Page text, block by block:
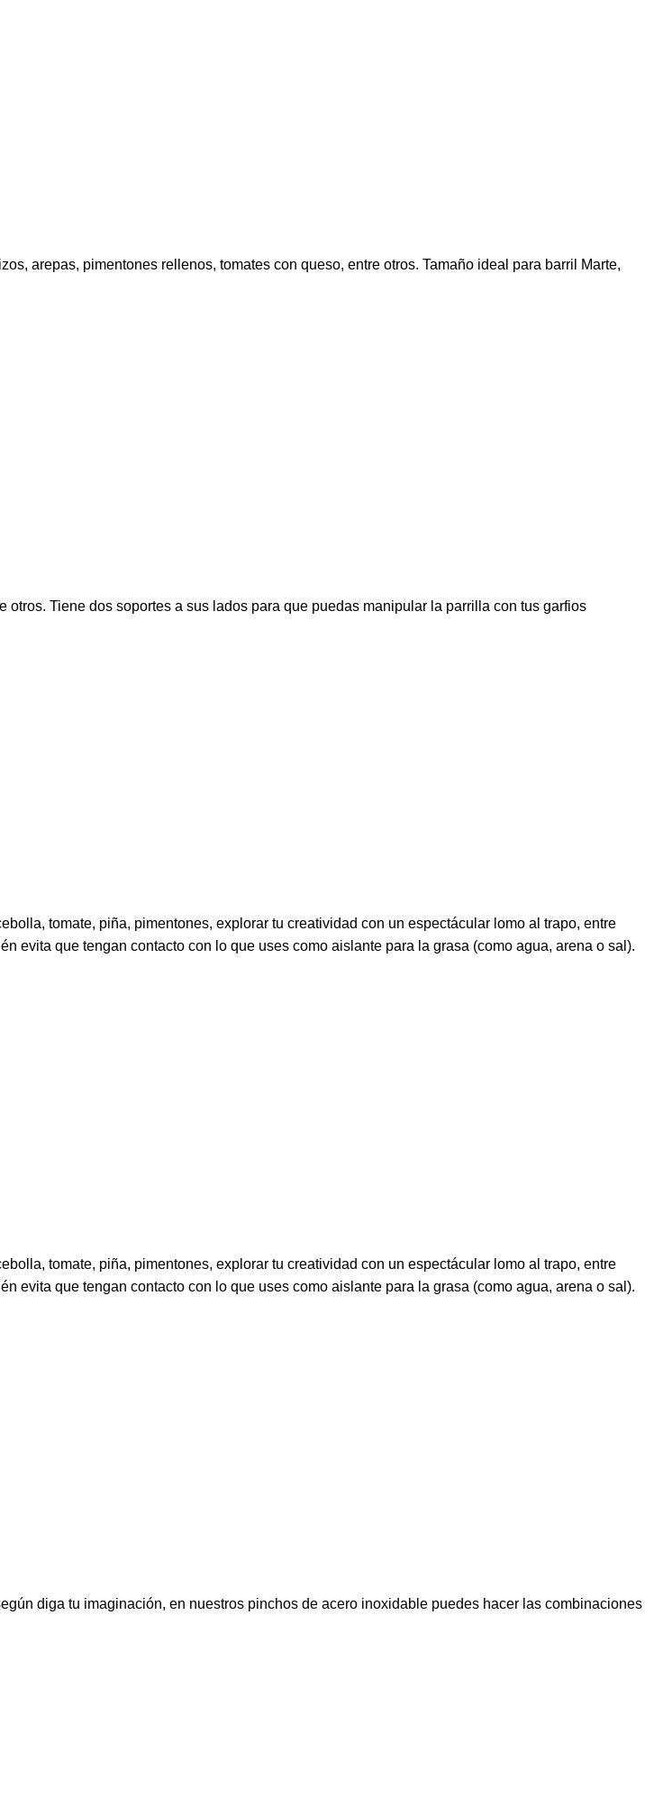
arepas, pimentones rellenos, tomates con queso, entre otros. Tamaño ideal para barril Marte,
Tiene dos soportes a sus lados para que puedas manipular la parrilla con tus garfios
tomate, piña, pimentones, explorar tu creatividad con un espectácular lomo al trapo, entre
evita que tengan contacto con lo que uses como aislante para la grasa (como agua, arena o sal).
tomate, piña, pimentones, explorar tu creatividad con un espectácular lomo al trapo, entre
evita que tengan contacto con lo que uses como aislante para la grasa (como agua, arena o sal).
diga tu imaginación, en nuestros pinchos de acero inoxidable puedes hacer las combinaciones